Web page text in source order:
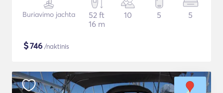
Buriavimo jachta
52 ft
16 m
10 5 5
$746 /naktinis